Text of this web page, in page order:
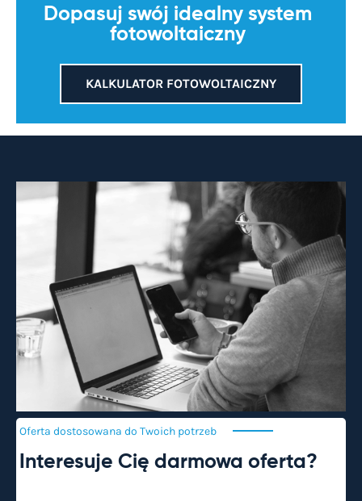
Dopasuj swój idealny system
fotowoltaiczny
KALKULATOR FOTOWOLTAICZNY
Oferta dostosowana do Twoich potrzeb
Interesuje Cię darmowa oferta?